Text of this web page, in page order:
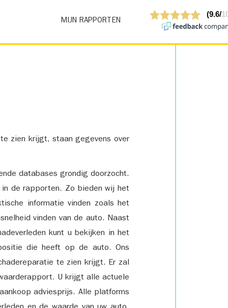
MIJN RAPPORTEN
zien krijgt, staan gegevens over
databases grondig doorzocht.
de rapporten. Zo bieden wij het
informatie vinden zoals het
vinden van de auto. Naast
kunt u bekijken in het
die heeft op de auto. Ons
te zien krijgt. Er zal
U krijgt alle actuele
adviesprijs. Alle platforms